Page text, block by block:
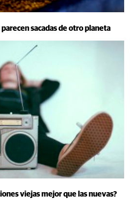
sacadas de otro planeta
viejas mejor que las nuevas?